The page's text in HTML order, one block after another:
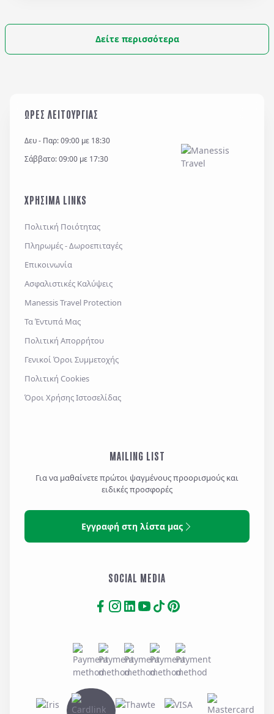
Δείτε περισσότερα
ΩΡΕΣ ΛΕΙΤΟΥΡΓΙΑΣ
Δευ - Παρ: 09:00 με 18:30
Σάββατο: 09:00 με 17:30
ΧΡΗΣΙΜΑ LINKS
Πολιτική Ποιότητας
Πληρωμές - Δωροεπιταγές
Επικοινωνία
Ασφαλιστικές Καλύψεις
Manessis Travel Protection
Τα Έντυπά Μας
Πολιτική Απορρήτου
Γενικοί Όροι Συμμετοχής
Πολιτική Cookies
Όροι Χρήσης Ιστοσελίδας
MAILING LIST
Για να μαθαίνετε πρώτοι ψαγμένους προορισμούς και
ειδικές προσφορές
Εγγραφή στη λίστα μας
SOCIAL MEDIA